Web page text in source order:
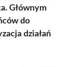
Głównym
do
działań